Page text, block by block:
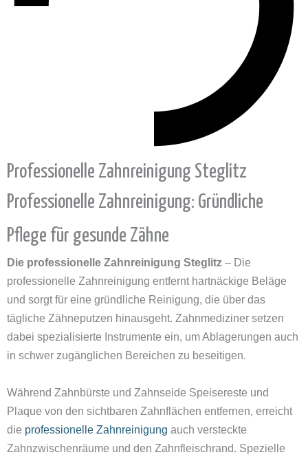
Professionelle Zahnreinigung Steglitz
Professionelle Zahnreinigung: Gründliche
Pflege für gesunde Zähne
Die professionelle Zahnreinigung Steglitz – Die
professionelle Zahnreinigung entfernt hartnäckige Beläge
und sorgt für eine gründliche Reinigung, die über das
tägliche Zähneputzen hinausgeht. Zahnmediziner setzen
dabei spezialisierte Instrumente ein, um Ablagerungen auch
in schwer zugänglichen Bereichen zu beseitigen.
Während Zahnbürste und Zahnseide Speisereste und
Plaque von den sichtbaren Zahnflächen entfernen, erreicht
die professionelle Zahnreinigung auch versteckte
Zahnzwischenräume und den Zahnfleischrand. Spezielle